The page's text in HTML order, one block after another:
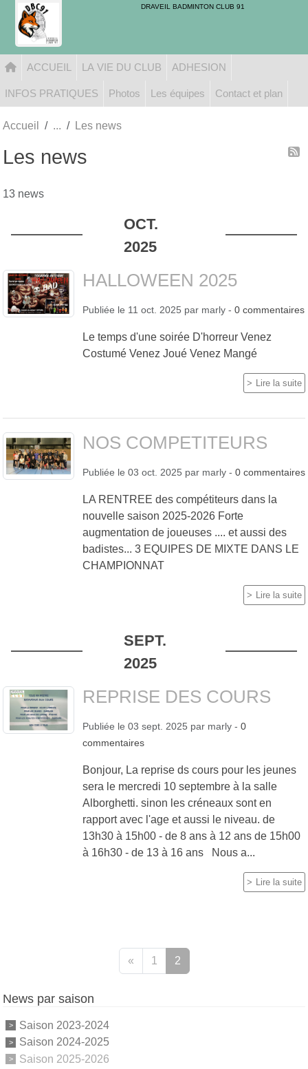
DRAVEIL BADMINTON CLUB 91
ACCUEIL LA VIE DU CLUB ADHESION
INFOS PRATIQUES Photos Les équipes Contact et plan
Accueil Les news
Les news
13 news
OCT.
2025
HALLOWEEN 2025
Publiée le 11 oct. 2025 par marly - 0 commentaires
Le temps d'une soirée D'horreur Venez
Costumé Venez Joué Venez Mangé
Lire la suite
NOS COMPETITEURS
Publiée le 03 oct. 2025 par marly - 0 commentaires
LA RENTREE des compétiteurs dans la
nouvelle saison 2025-2026 Forte
augmentation de joueuses .... et aussi des
badistes... 3 EQUIPES DE MIXTE DANS LE
CHAMPIONNAT
Lire la suite
SEPT.
2025
REPRISE DES COURS
Publiée le 03 sept. 2025 par marly - 0
commentaires
Bonjour, La reprise ds cours pour les jeunes
sera le mercredi 10 septembre à la salle
Alborghetti. sinon les créneaux sont en
rapport avec l'age et aussi le niveau. de
13h30 à 15h00 - de 8 ans à 12 ans de 15h00
à 16h30 - de 13 à 16 ans Nous a...
Lire la suite
« 1 2
News par saison
Saison 2023-2024
Saison 2024-2025
Saison 2025-2026
Panneau de gestion des cookies